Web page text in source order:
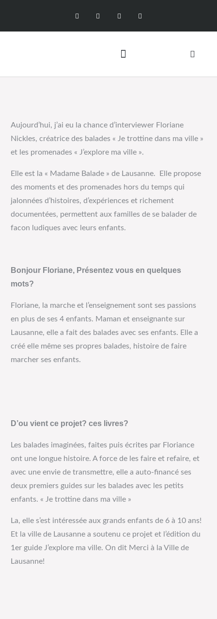
Aujourd’hui, j’ai eu la chance d’interviewer Floriane
Nickles, créatrice des balades « Je trottine dans ma ville »
et les promenades « J’explore ma ville ».
Elle est la « Madame Balade » de Lausanne. Elle propose
des moments et des promenades hors du temps qui
jalonnées d’histoires, d’expériences et richement
documentées, permettent aux familles de se balader de
facon ludiques avec leurs enfants.
Bonjour Floriane, Présentez vous en quelques
mots?
Floriane, la marche et l’enseignement sont ses passions
en plus de ses 4 enfants. Maman et enseignante sur
Lausanne, elle a fait des balades avec ses enfants. Elle a
créé elle même ses propres balades, histoire de faire
marcher ses enfants.
D’ou vient ce projet? ces livres?
Les balades imaginées, faites puis écrites par Floriance
ont une longue histoire. A force de les faire et refaire, et
avec une envie de transmettre, elle a auto-financé ses
deux premiers guides sur les balades avec les petits
enfants. « Je trottine dans ma ville »
La, elle s’est intéressée aux grands enfants de 6 à 10 ans!
Et la ville de Lausanne a soutenu ce projet et l’édition du
1er guide J’explore ma ville. On dit Merci à la Ville de
Lausanne!